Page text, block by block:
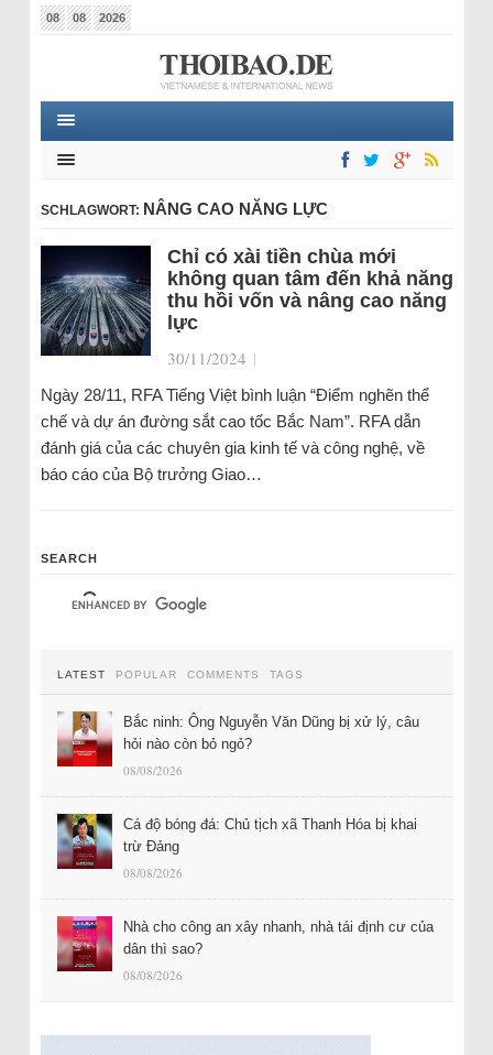
08 08 2026
SCHLAGWORT: NÂNG CAO NĂNG LỰC
Chỉ có xài tiền chùa mới
không quan tâm đến khả năng
thu hồi vốn và nâng cao năng
lực
30/11/2024 |
Ngày 28/11, RFA Tiếng Việt bình luận “Điểm nghẽn thể
chế và dự án đường sắt cao tốc Bắc Nam”. RFA dẫn
đánh giá của các chuyên gia kinh tế và công nghệ, về
báo cáo của Bộ trưởng Giao…
SEARCH
LATEST POPULAR COMMENTS TAGS
Bắc ninh: Ông Nguyễn Văn Dũng bị xử lý, câu
hỏi nào còn bỏ ngỏ?
08/08/2026
Cá độ bóng đá: Chủ tịch xã Thanh Hóa bị khai
trừ Đảng
08/08/2026
Nhà cho công an xây nhanh, nhà tái định cư của
dân thì sao?
08/08/2026